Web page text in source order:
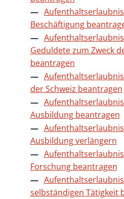
Beschäftigung
Geduldete zum Zweck
beantragen
der Schweiz beantragen
Ausbildung beantragen
Ausbildung verlängern
Forschung beantragen
selbständigen Tätigkeit